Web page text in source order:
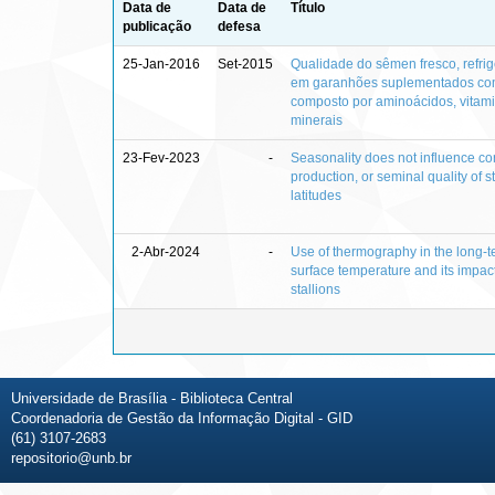
Data de
publicação
Data de
defesa
Título
25-Jan-2016 Set-2015
Qualidade do sêmen fresco,
em garanhões suplementados
composto por aminoácidos,
minerais
23-Fev-2023 -
Seasonality does not influence
production, or seminal quality of
latitudes
2-Abr-2024 -
Use of thermography in the long-
surface temperature and its
stallions
Universidade de Brasília - Biblioteca Central
Coordenadoria de Gestão da Informação Digital - GID
(61) 3107-2683
repositorio@unb.br